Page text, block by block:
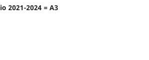
2021-2024 = A3